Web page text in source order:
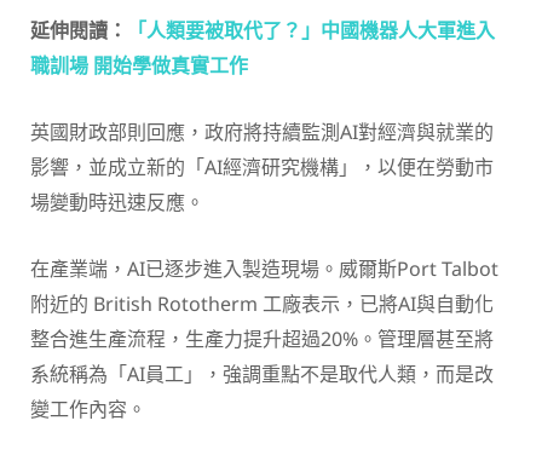
延伸閱讀：
「人類要被取代了？」中國機器人大軍進入
職訓場 開始學做真實工作
英國財政部則回應，政府將持續監測AI對經濟與就業的
影響，並成立新的「AI經濟研究機構」，以便在勞動市
場變動時迅速反應。
在產業端，AI已逐步進入製造現場。威爾斯Port Talbot
附近的 British Rototherm 工廠表示，已將AI與自動化
整合進生產流程，生產力提升超過20%。管理層甚至將
系統稱為「AI員工」，強調重點不是取代人類，而是改
變工作內容。